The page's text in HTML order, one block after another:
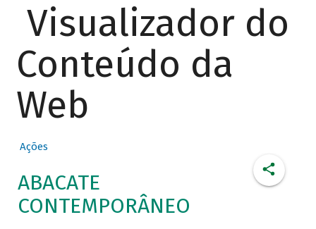
Visualizador do
Conteúdo da
Web
Ações
ABACATE
CONTEMPORÂNEO